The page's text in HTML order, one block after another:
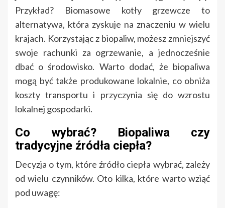
Przykład? Biomasowe kotły grzewcze to
alternatywa, która zyskuje na znaczeniu w wielu
krajach. Korzystając z biopaliw, możesz zmniejszyć
swoje rachunki za ogrzewanie, a jednocześnie
dbać o środowisko. Warto dodać, że biopaliwa
mogą być także produkowane lokalnie, co obniża
koszty transportu i przyczynia się do wzrostu
lokalnej gospodarki.
Co wybrać? Biopaliwa czy
tradycyjne źródła ciepła?
Decyzja o tym, które źródło ciepła wybrać, zależy
od wielu czynników. Oto kilka, które warto wziąć
pod uwagę: